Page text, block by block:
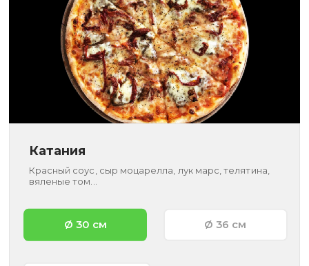
Катания
Красный соус, сыр моцарелла, лук марс, телятина,
вяленые том...
Ø 30 см Ø 36 см